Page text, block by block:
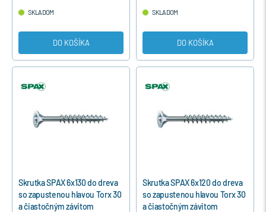
SKLADOM
DO KOŠÍKA
SKLADOM
DO KOŠÍKA
Skrutka SPAX 6x130 do dreva
so zapustenou hlavou Torx 30
a čiastočným závitom
Skrutka SPAX 6x120 do dreva
so zapustenou hlavou Torx 30
a čiastočným závitom